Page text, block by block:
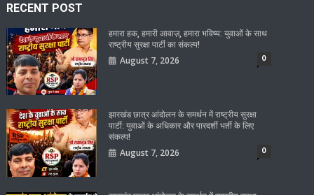
RECENT POST
हमारा हक, हमारी आवाज़, हमारा भविष्य: युवाओं के साथ
राष्ट्रीय सुरक्षा पार्टी का संकल्प!
August 7, 2026 0
झारखंड छात्र आंदोलन के समर्थन में राष्ट्रीय सुरक्षा
पार्टी: युवाओं के अधिकार और पारदर्शी भर्ती के लिए
संकल्प!
August 7, 2026 0